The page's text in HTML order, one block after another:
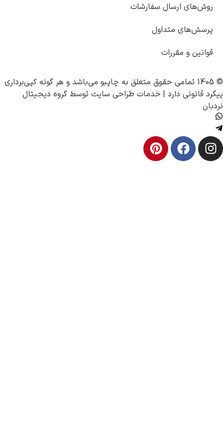
ارسال سفارشات
متداول
و مقررات
چاپبومی‌باشد و هر گونه کپی‌برداری
دارد | خدمات طراحی سایت توسط گروه دیجیتال